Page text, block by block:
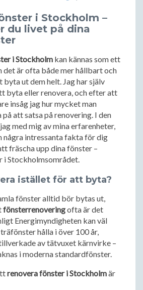
i Stockholm –
du livet på dina
i Stockholm kan kännas som ett
det är ofta både mer hållbart och
ut dem helt. Jag har själv
byta eller renovera, och efter att
insåg jag hur mycket man
att satsa på renovering. I den
med mig av mina erfarenheter,
några intressanta fakta för dig
fräscha upp dina fönster –
i Stockholmsområdet.
istället för att byta?
fönster alltid bör bytas ut,
fönsterrenoveringofta är det
Energimyndigheten kan väl
hålla i över 100 år,
av tätvuxet kärnvirke –
i moderna standardfönster.
renovera fönster i Stockholmär